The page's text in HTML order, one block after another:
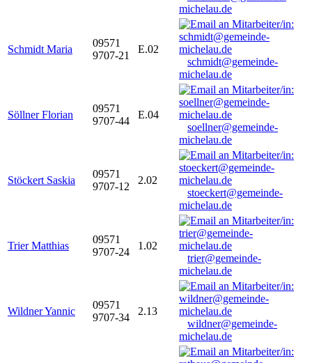
michelau.de
Schmidt Maria
09571
9707-21
E.02
schmidt@gemeinde-
michelau.de
Söllner Florian
09571
9707-44
E.04
soellner@gemeinde-
michelau.de
Stöckert Saskia
09571
9707-12
2.02
stoeckert@gemeinde-
michelau.de
Trier Matthias
09571
9707-24
1.02
trier@gemeinde-
michelau.de
Wildner Yannic
09571
9707-34
2.13
wildner@gemeinde-
michelau.de